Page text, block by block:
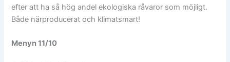
efter att ha så hög andel ekologiska råvaror som möjligt.
Både närproducerat och klimatsmart!
Menyn 11/10